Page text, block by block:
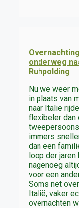
onderweg
Ruhpolding
Nu we weer
in plaats van
naar Italië
flexibeler dan
immers
dan een
loop der jaren
nagenoeg
voor een
Soms net
Italië, vaker
overnachten